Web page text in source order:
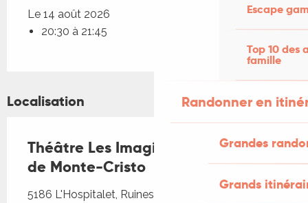
Escape
Top 10 des
famille
Randonner en
Grandes
Grands
Le 14 août 2026
20:30 à 21:45
Localisation
Théâtre Les Imagités - Le comte
de Monte-Cristo
5186 L'Hospitalet, Ruines de l'ancien Hôpital, 5186